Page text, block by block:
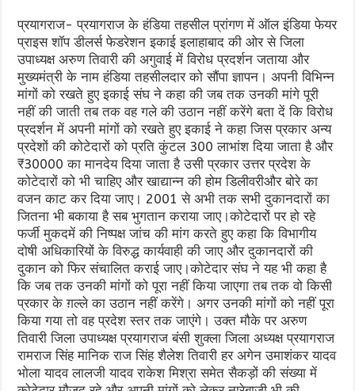
प्रयागराज- प्रयागराज के हंडिया तहसील प्रांगण में ऑल इंडिया फेयर
प्राइस शॉप डीलर्स फेडरेशन इकाई इलाहाबाद की ओर से जिला
उपाध्यक्ष अरुण तिवारी की अगुवाई में विरोध प्रदर्शन जताया और
मुख्यमंत्री के नाम हंडिया तहसीलदार को सौंपा ज्ञापन। अपनी विभिन्न
मांगों को रखते हुए इकाई संघ ने कहा की जब तक उनकी मांगे पूरी
नहीं की जाती तब तक वह गले की उठान नहीं करेंगे बता दें कि विरोध
प्रदर्शन में अपनी मांगों को रखते हुए इकाई ने कहा जिस प्रकार अन्य
प्रदेशों की कोटेदारों को प्रति कुंटल 300 लाभांश दिया जाता है और
₹30000 का मानदेय दिया जाता है उसी प्रकार उत्तर प्रदेश के
कोटेदारों को भी चाहिए और खाद्यान्न की होम डिलीवरीऔर बोरे का
वजन काट कर दिया जाए। 2001 से अभी तक सभी दुकानदारों का
जितना भी बकाया है सब भुगतान कराया जाए।कोटेदारों पर हो रहे
फर्जी मुकदमें की निष्पक्ष जांच की मांग करते हुए कहा कि विभागीय
दोषी अधिकारियों के विरुद्ध कार्यवाही की जाए और दुकानदारों की
दुकान को फिर संचालित कराई जाए।कोटेदार संघ ने यह भी कहा है
कि जब तक उनकी मांगों को पूरा नहीं किया जाएगा तब तक वो किसी
प्रकार के ग़ल्ले का उठान नहीं करेंगे। अगर उनकी मांगों को नहीं पूरा
किया गया तो वह प्रदेश स्तर तक जाएंगे। उक्त मौके पर अरुण
तिवारी जिला उपाध्यक्ष प्रयागराज बंसी शुक्ला जिला अध्यक्ष प्रयागराज
रामराज सिंह मानिक राज सिंह शैलेश तिवारी हर अगेन उमाशंकर यादव
भोला यादव लालजी यादव राकेश मिश्रा समेत सैकड़ों की संख्या में